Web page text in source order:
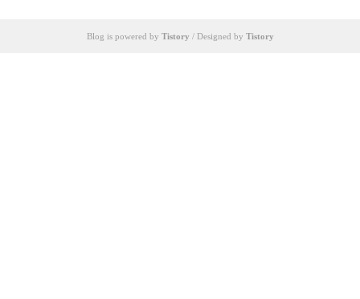
는 일 Falco는 시스템/서비스 등 을 모니터링하고
Blog is powered by Tistory / Designed by Tistory